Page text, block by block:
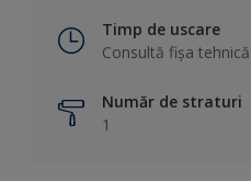
Timp de uscare
Consultă fișa
Număr de straturi
1